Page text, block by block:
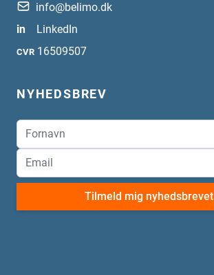
info@belimo.dk
in
LinkedIn
CVR 16509507
NYHEDSBREV
Tilmeld mig nyhedsbrevet